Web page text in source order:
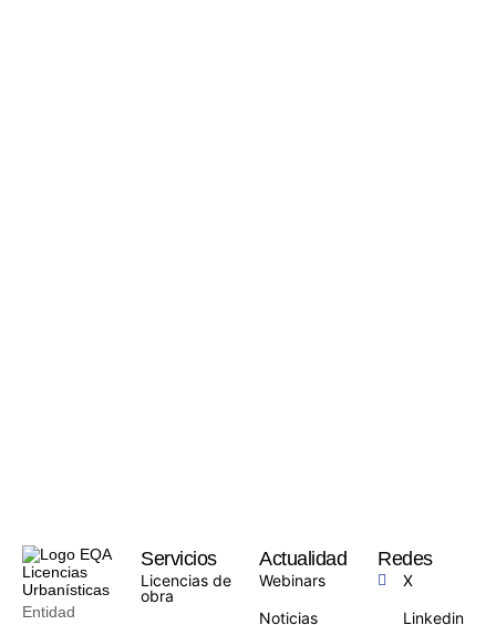
Entidad
Servicios
Licencias de
obra
Actualidad
Webinars
Noticias
Redes
X
Linkedin